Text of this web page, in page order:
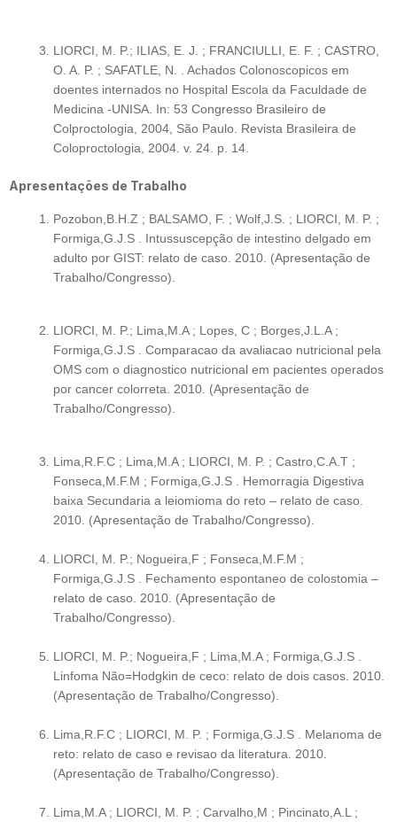
LIORCI, M. P.; ILIAS, E. J. ; FRANCIULLI, E. F. ; CASTRO,
O. A. P. ; SAFATLE, N. . Achados Colonoscopicos em
doentes internados no Hospital Escola da Faculdade de
Medicina -UNISA. In: 53 Congresso Brasileiro de
Colproctologia, 2004, São Paulo. Revista Brasileira de
Coloproctologia, 2004. v. 24. p. 14.
Apresentações de Trabalho
Pozobon,B.H.Z ; BALSAMO, F. ; Wolf,J.S. ; LIORCI, M. P. ;
Formiga,G.J.S . Intussuscepção de intestino delgado em
adulto por GIST: relato de caso. 2010. (Apresentação de
Trabalho/Congresso).
LIORCI, M. P.; Lima,M.A ; Lopes, C ; Borges,J.L.A ;
Formiga,G.J.S . Comparacao da avaliacao nutricional pela
OMS com o diagnostico nutricional em pacientes operados
por cancer colorreta. 2010. (Apresentação de
Trabalho/Congresso).
Lima,R.F.C ; Lima,M.A ; LIORCI, M. P. ; Castro,C.A.T ;
Fonseca,M.F.M ; Formiga,G.J.S . Hemorragia Digestiva
baixa Secundaria a leiomioma do reto – relato de caso.
2010. (Apresentação de Trabalho/Congresso).
LIORCI, M. P.; Nogueira,F ; Fonseca,M.F.M ;
Formiga,G.J.S . Fechamento espontaneo de colostomia –
relato de caso. 2010. (Apresentação de
Trabalho/Congresso).
LIORCI, M. P.; Nogueira,F ; Lima,M.A ; Formiga,G.J.S .
Linfoma Não=Hodgkin de ceco: relato de dois casos. 2010.
(Apresentação de Trabalho/Congresso).
Lima,R.F.C ; LIORCI, M. P. ; Formiga,G.J.S . Melanoma de
reto: relato de caso e revisao da literatura. 2010.
(Apresentação de Trabalho/Congresso).
Lima,M.A ; LIORCI, M. P. ; Carvalho,M ; Pincinato,A.L ;